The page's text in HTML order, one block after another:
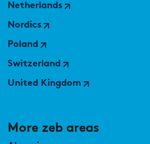
Netherlands
Nordics
Poland
Switzerland
United Kingdom
More zeb areas